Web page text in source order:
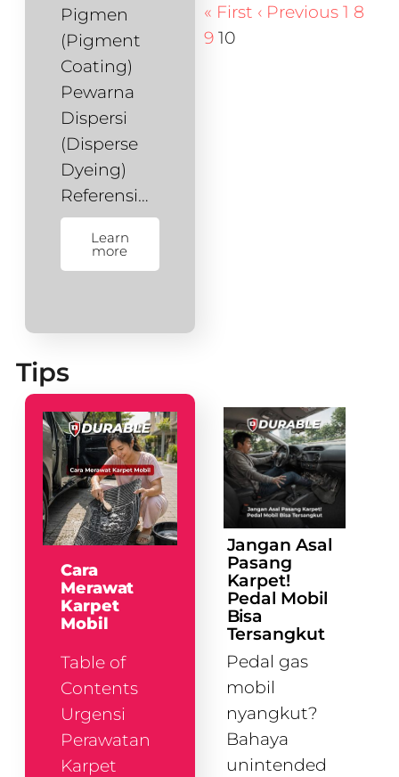
Pigmen
(Pigment
Coating)
Pewarna
Dispersi
(Disperse
Dyeing)
Referensi…
Learn
more
« First ‹ Previous 1 8
9 10
Tips
Cara
Merawat
Karpet
Mobil
Table of
Contents
Urgensi
Perawatan
Karpet
Jangan Asal
Pasang
Karpet!
Pedal Mobil
Bisa
Tersangkut
Pedal gas
mobil
nyangkut?
Bahaya
unintended